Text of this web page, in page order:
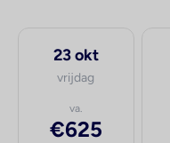
23 okt
vrijdag
va.
€625